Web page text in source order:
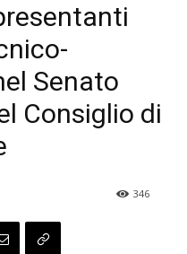
Senato
Consiglio di
346